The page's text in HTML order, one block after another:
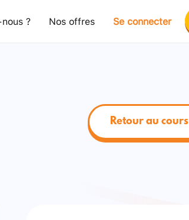
? Nos offres Se connecter
Retour au cours